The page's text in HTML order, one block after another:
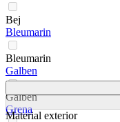
Bej
Bleumarin
Bleumarin
Galben
Galben
Grena
Material exterior